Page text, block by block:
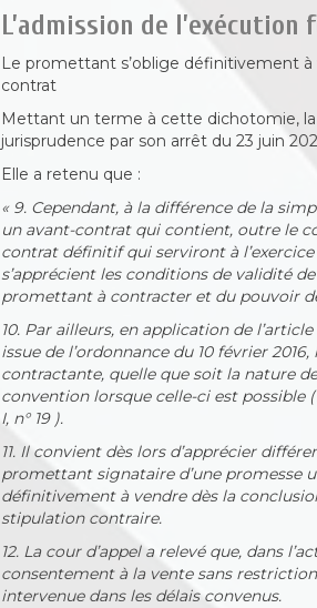
L’admission de
Le promettant s’oblige définitivement à
contrat
Mettant un terme à cette dichotomie,
jurisprudence par son arrêt du 23 juin
Elle a retenu que :
« 9. Cependant, à la différence de la
un avant-contrat qui contient, outre le
contrat définitif qui serviront à
s’apprécient les conditions de validité
promettant à contracter et du pouvoir
10. Par ailleurs, en application de
issue de l’ordonnance du 10 février
contractante, quelle que soit la nature
convention lorsque celle-ci est possible
I, n° 19 ).
11. Il convient dès lors d’apprécier
promettant signataire d’une promesse
définitivement à vendre dès la
stipulation contraire.
12. La cour d’appel a relevé que, dans
consentement à la vente sans
intervenue dans les délais convenus.